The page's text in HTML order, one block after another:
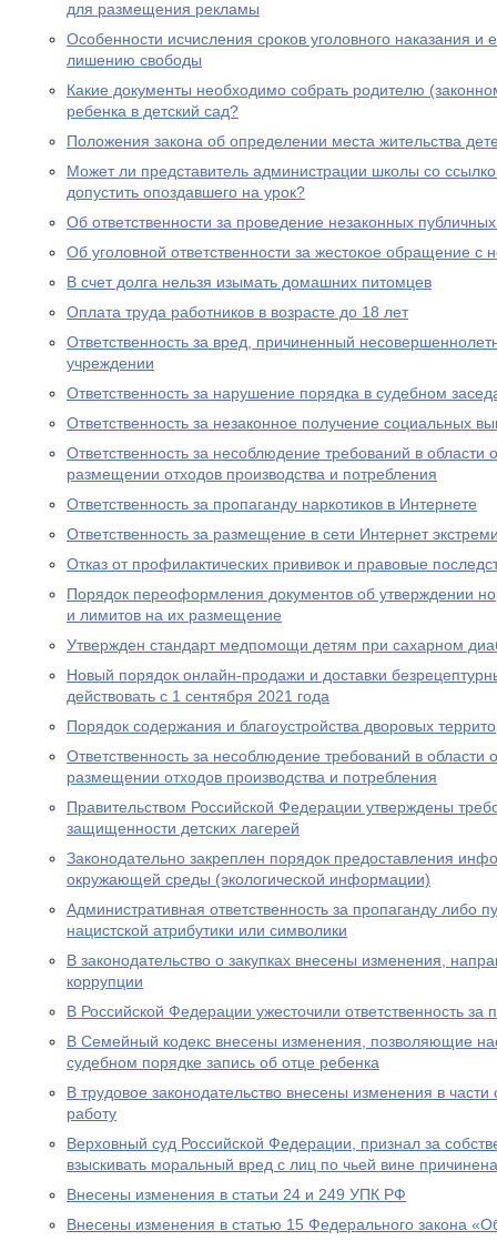
для размещения рекламы
Особенности исчисления сроков уголовного наказания и
лишению свободы
Какие документы необходимо собрать родителю
ребенка в детский сад?
Положения закона об определении места жительства
Может ли представитель администрации школы со
допустить опоздавшего на урок?
Об ответственности за проведение незаконных
Об уголовной ответственности за жестокое обращение с
В счет долга нельзя изымать домашних питомцев
Оплата труда работников в возрасте до 18 лет
Ответственность за вред, причиненный
учреждении
Ответственность за нарушение порядка в судебном
Ответственность за незаконное получение социальных
Ответственность за несоблюдение требований в
размещении отходов производства и потребления
Ответственность за пропаганду наркотиков в Интернете
Ответственность за размещение в сети Интернет
Отказ от профилактических прививок и правовые
Порядок переоформления документов об утверждении
и лимитов на их размещение
Утвержден стандарт медпомощи детям при сахарном
Новый порядок онлайн-продажи и доставки
действовать с 1 сентября 2021 года
Порядок содержания и благоустройства дворовых
Ответственность за несоблюдение требований в
размещении отходов производства и потребления
Правительством Российской Федерации утверждены
защищенности детских лагерей
Законодательно закреплен порядок предоставления
окружающей среды (экологической информации)
Административная ответственность за пропаганду либо
нацистской атрибутики или символики
В законодательство о закупках внесены изменения,
коррупции
В Российской Федерации ужесточили ответственность за
В Семейный кодекс внесены изменения, позволяющие
судебном порядке запись об отце ребенка
В трудовое законодательство внесены изменения в
работу
Верховный суд Российской Федерации, признал за
взыскивать моральный вред с лиц по чьей вине
Внесены изменения в статьи 24 и 249 УПК РФ
Внесены изменения в статью 15 Федерального закона